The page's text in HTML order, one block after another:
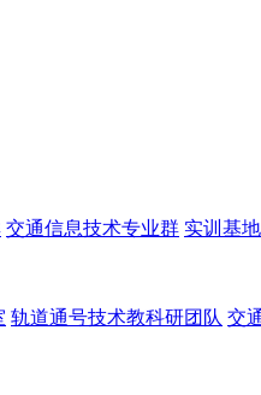
交通信息技术专业群 实训基地
轨道通号技术教科研团队 交